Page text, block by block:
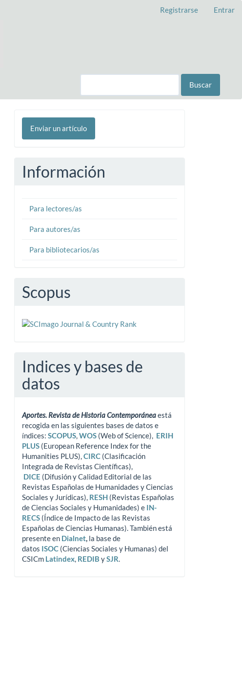
Registrarse Entrar
Buscar
Enviar
unEnviar un artículo
Información
Para lectores/as
Para autores/as
Para bibliotecarios/as
Scopus
Indices y bases de
datos
Aportes. Revista de Historia Contemporáneaestá
recogida en las siguientes bases de datos e
índices: SCOPUS,WOS (Web of Science), ERIH
PLUS (European Reference Index for the
Humanities PLUS),CIRC (Clasificación
Integrada de Revistas Científicas),
DICE (Difusión y Calidad Editorial de las
Revistas Españolas de Humanidades y Ciencias
Sociales y Jurídicas), RESH (Revistas Españolas
de Ciencias Sociales y Humanidades) e IN-
RECS (Índice de Impacto de las Revistas
Españolas de Ciencias Humanas). También está
presente en Dialnet, la base de
datos ISOC (Ciencias Sociales y Humanas) del
CSICm Latindex, REDIB ySJR.